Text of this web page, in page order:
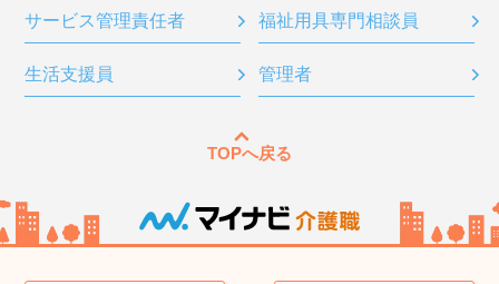
サービス管理責任者 福祉用具専門相談員
生活支援員 管理者
TOPへ戻る